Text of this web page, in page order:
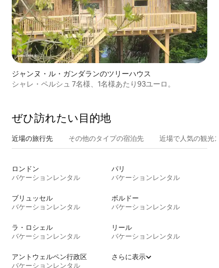
ジャンヌ・ル・ガンダランのツリーハウス
シャレ・ペルシュ 7名様、1名様あたり93ユーロ。
ぜひ訪⁠れ⁠た⁠い目⁠的⁠地
近場の旅行先 その他のタ⁠イ⁠プ⁠の宿⁠泊⁠先 近場で人気の観光
ロンドン
バケーションレンタル
パリ
バケーションレンタル
ブリュッセル
バケーションレンタル
ボルドー
バケーションレンタル
ラ・ロシェル
バケーションレンタル
リール
バケーションレンタル
アントウェルペン行政区
バケーションレンタル
さらに表示